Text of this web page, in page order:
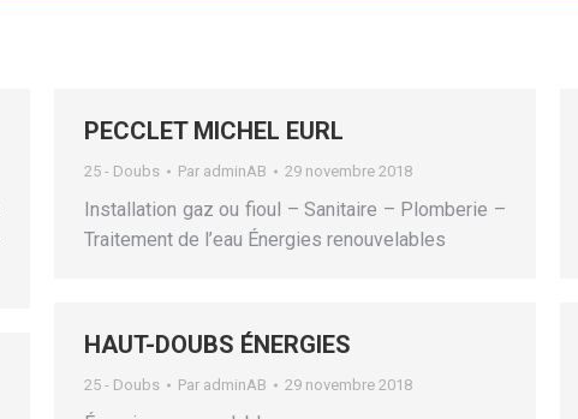
PECCLET MICHEL EURL
25 - Doubs Par adminAB 29 novembre 2018
Installation gaz ou fioul – Sanitaire – Plomberie –
Traitement de l’eau Énergies renouvelables
HAUT-DOUBS ÉNERGIES
25 - Doubs Par adminAB 29 novembre 2018